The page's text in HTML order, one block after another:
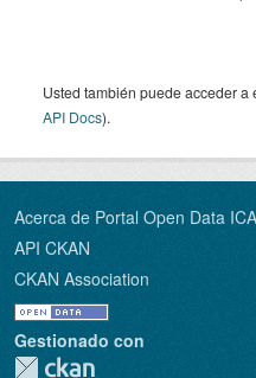
Usted también puede acceder
API Docs).
Acerca de Portal Open Data
API CKAN
CKAN Association
Gestionado con